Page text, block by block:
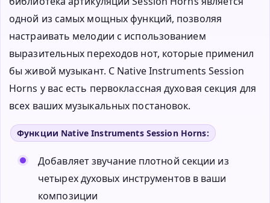
одной из самых мощных функций, позволяя
настраивать мелодии с использованием
выразительных переходов нот, которые применил
бы живой музыкант. С Native Instruments Session
Horns у вас есть первоклассная духовая секция для
всех ваших музыкальных постановок.
Функции Native Instruments Session Horns:
Добавляет звучание плотной секции из
четырех духовых инструментов в ваши
композиции